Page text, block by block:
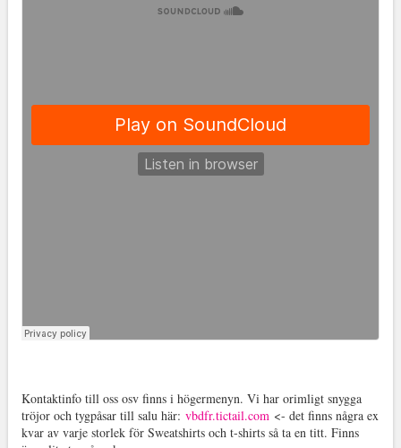
Kontaktinfo till oss osv finns i högermenyn. Vi har orimligt snygga
tröjor och tygpåsar till salu här: vbdfr.tictail.com<- det finns några ex
kvar av varje storlek för Sweatshirts och t-shirts så ta en titt. Finns